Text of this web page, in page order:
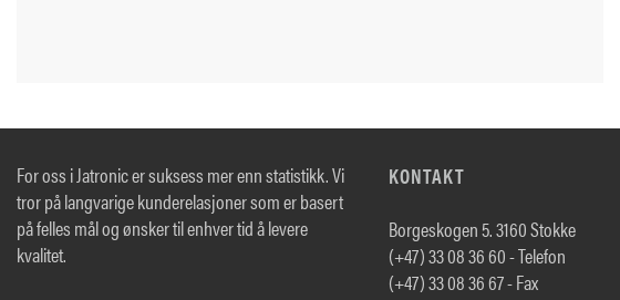
For oss i Jatronic er suksess mer enn statistikk. Vi
tror på langvarige kunderelasjoner som er basert
på felles mål og ønsker til enhver tid å levere
kvalitet.
KONTAKT
Borgeskogen 5. 3160 Stokke
(+47) 33 08 36 60 - Telefon
(+47) 33 08 36 67 - Fax